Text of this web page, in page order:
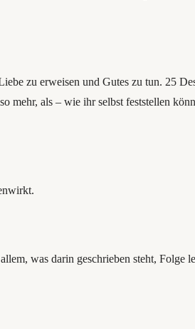
zu erweisen und Gutes zu tun. 25
mehr, als – wie ihr selbst feststellen
was darin geschrieben steht, Folge